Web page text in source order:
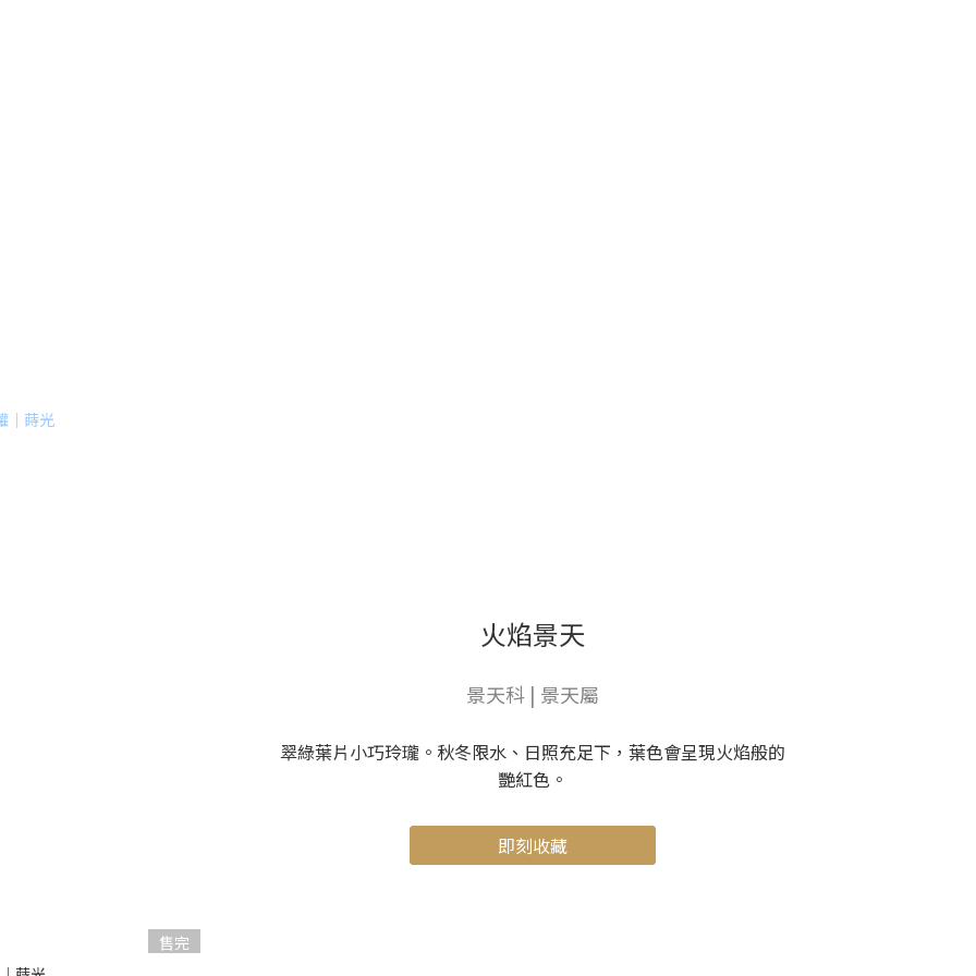
售完
火焰景天
景天科 | 景天屬
翠綠葉片小巧玲瓏。秋冬限水、日照充足下，葉色會呈現火焰般的
艷紅色。
即刻收藏